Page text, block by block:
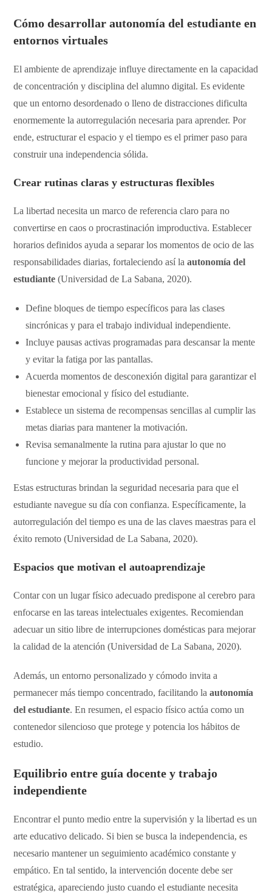
Cómo desarrollarautonomía del estudiante en
entornos virtuales
​El ambiente de aprendizaje influye directamente en la capacidad
de concentración y disciplina del alumno digital. Es evidente
que un entorno desordenado o lleno de distracciones dificulta
enormemente la autorregulación necesaria para aprender. Por
ende, estructurar el espacio y el tiempo es el primer paso para
construir una independencia sólida.
Crear rutinas claras y estructuras flexibles
​La libertad necesita un marco de referencia claro para no
convertirse en caos o procrastinación improductiva. Establecer
horarios definidos ayuda a separar los momentos de ocio de las
responsabilidades diarias, fortaleciendo así laautonomía del
estudiante (Universidad de La Sabana, 2020).
​Define bloques de tiempo específicos para las clases
sincrónicas y para el trabajo individual independiente.
​Incluye pausas activas programadas para descansar la mente
y evitar la fatiga por las pantallas.
​Acuerda momentos de desconexión digital para garantizar el
bienestar emocional y físico del estudiante.
​Establece un sistema de recompensas sencillas al cumplir las
metas diarias para mantener la motivación.
​Revisa semanalmente la rutina para ajustar lo que no
funcione y mejorar la productividad personal.
​Estas estructuras brindan la seguridad necesaria para que el
estudiante navegue su día con confianza. Específicamente, la
autorregulación del tiempo es una de las claves maestras para el
éxito remoto (Universidad de La Sabana, 2020).
Espacios que motivan el autoaprendizaje
​Contar con un lugar físico adecuado predispone al cerebro para
enfocarse en las tareas intelectuales exigentes. Recomiendan
adecuar un sitio libre de interrupciones domésticas para mejorar
la calidad de la atención (Universidad de La Sabana, 2020).
Además, un entorno personalizado y cómodo invita a
permanecer más tiempo concentrado, facilitando laautonomía
del estudiante. En resumen, el espacio físico actúa como un
contenedor silencioso que protege y potencia los hábitos de
estudio.
​Equilibrio entre guía docente y trabajo
independiente
​Encontrar el punto medio entre la supervisión y la libertad es un
arte educativo delicado. Si bien se busca la independencia, es
necesario mantener un seguimiento académico constante y
empático. En tal sentido, la intervención docente debe ser
estratégica, apareciendo justo cuando el estudiante necesita